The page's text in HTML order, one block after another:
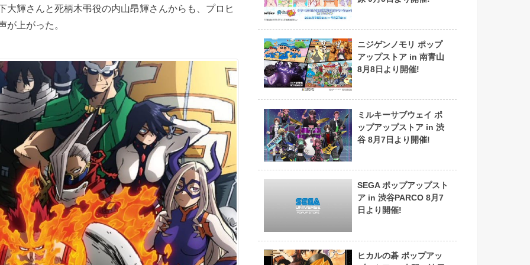
輝さんと死柄木弔役の内山昂輝さんからも、プロヒ
が上がった。
ニジゲンノモリ ポップ
アップストア in 南青山
8月8日より開催!
ミルキーサブウェイ ポ
ップアップストア in 渋
谷 8月7日より開催!
SEGA ポップアップスト
ア in 渋谷PARCO 8月7
日より開催!
ヒカルの碁 ポップアッ